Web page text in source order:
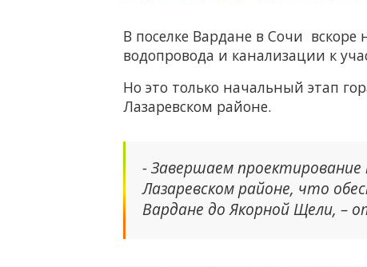
В поселке Вардане в Сочи
водопровода и канализации к
Но это только начальный этап
Лазаревском районе.
- Завершаем
Лазаревском районе, что
Вардане до Якорной Щели, –